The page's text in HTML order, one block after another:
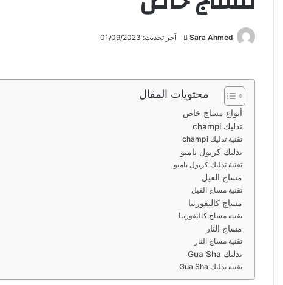
Sara Ahmed
ل
ب
د
ا
إ
ي
آخر تحديث: 01/09/2023
محتويات المقال
أنواع مساج خاص
تدليك champi
تقنية تدليك champi
تدليك كريول بامبو
تقنية تدليك كريول بامبو
مساج الفيل
تقنية مساج الفيل
مساج كاليفورنيا
تقنية مساج كاليفورنيا
مساج النار
تقنية مساج النار
تدليك Gua Sha
تقنية تدليك Gua Sha